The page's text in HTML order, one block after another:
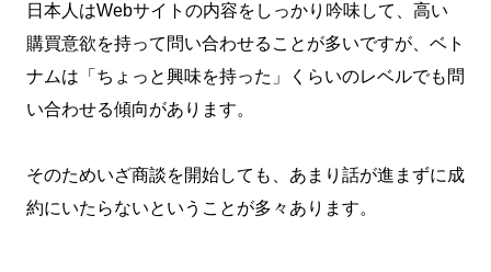
日本人はWebサイトの内容をしっかり吟味して、高い
購買意欲を持って問い合わせることが多いですが、ベト
ナムは「ちょっと興味を持った」くらいのレベルでも問
い合わせる傾向があります。
そのためいざ商談を開始しても、あまり話が進まずに成
約にいたらないということが多々あります。